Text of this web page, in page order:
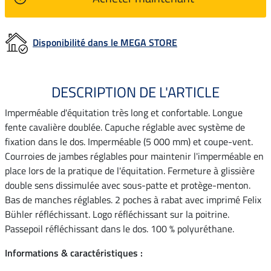
Disponibilité dans le MEGA STORE
DESCRIPTION DE L'ARTICLE
Imperméable d'équitation très long et confortable. Longue
fente cavalière doublée. Capuche réglable avec système de
fixation dans le dos. Imperméable (5 000 mm) et coupe-vent.
Courroies de jambes réglables pour maintenir l'imperméable en
place lors de la pratique de l'équitation. Fermeture à glissière
double sens dissimulée avec sous-patte et protège-menton.
Bas de manches réglables. 2 poches à rabat avec imprimé Felix
Bühler réfléchissant. Logo réfléchissant sur la poitrine.
Passepoil réfléchissant dans le dos. 100 % polyuréthane.
Informations & caractéristiques :